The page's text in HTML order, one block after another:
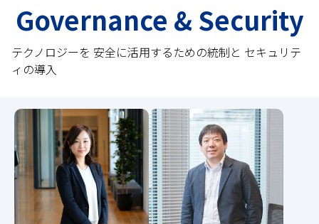
Governance & Security
テクノロジーを 安全に活用するための統制と セキュリテ
ィの導入